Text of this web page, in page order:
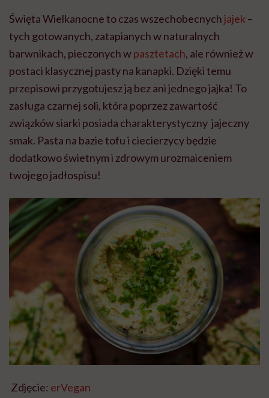
Święta Wielkanocne to czas wszechobecnychjajek –
tych gotowanych, zatapianych w naturalnych
barwnikach, pieczonych wpasztetach, ale również w
postaci klasycznej pasty na kanapki. Dzięki temu
przepisowi przygotujesz ją bez ani jednego jajka! To
zasługa czarnej soli, która poprzez zawartość
związków siarki posiada charakterystyczny jajeczny
smak. Pasta na bazie tofu i ciecierzycy będzie
dodatkowo świetnym i zdrowym urozmaiceniem
twojego jadłospisu!
Zdjęcie: erVegan